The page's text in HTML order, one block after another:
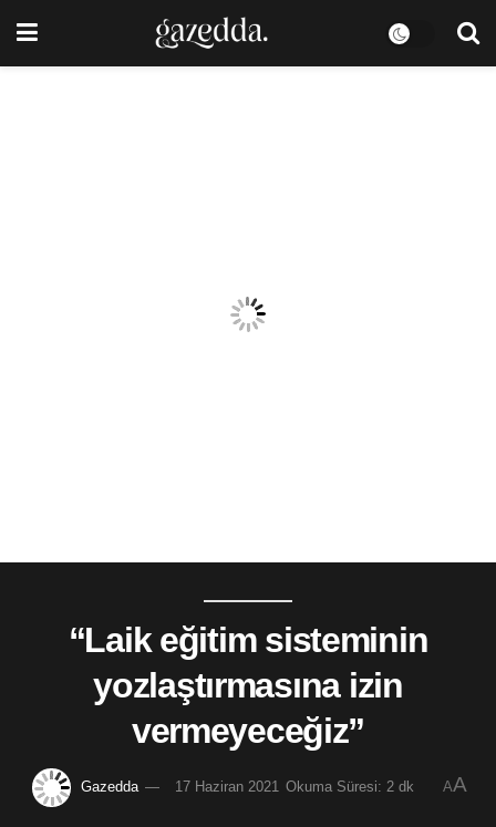
“Laik eğitim sisteminin
yozlaştırmasına izin
vermeyeceğiz”
Gazedda 17 Haziran 2021 Okuma Süresi: 2 dk AA